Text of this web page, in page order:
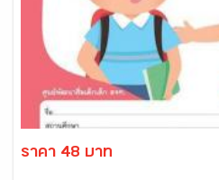
ราคา 48 บาท